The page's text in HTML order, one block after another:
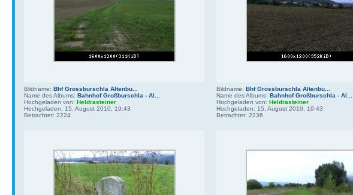
Bildname: Bhf Grossburschla Altenbu...
Name des Albums: Bahnhof Großburschla - Al...
Hochgeladen von: Heldrasteiner
Hochgeladen: 15. August 2010, 19:43
Betrachtet: 2224
Bildname: Bhf Grossburschla Altenbu...
Name des Albums: Bahnhof Großburschla - Al...
Hochgeladen von: Heldrasteiner
Hochgeladen: 15. August 2010, 19:43
Betrachtet: 2236